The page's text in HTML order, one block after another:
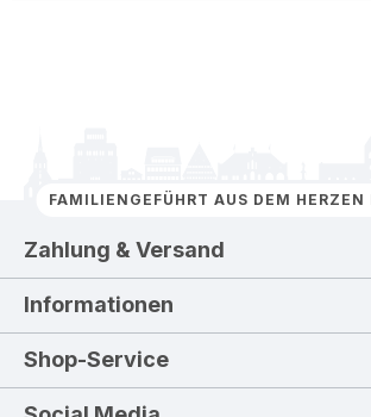
FAMILIENGEFÜHRT AUS DEM HERZEN
Zahlung & Versand
Informationen
Shop-Service